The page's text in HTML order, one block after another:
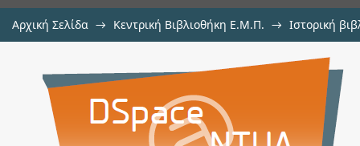
Αρχική Σελίδα → Κεντρική Βιβλιοθήκη Ε.Μ.Π. → Ιστορική
Σημειώσεις ανώτερων
και Τ.Μ